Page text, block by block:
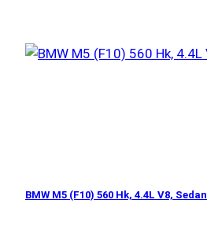
BMW M5 (F10) 560 Hk, 4.4L V8, Sedan